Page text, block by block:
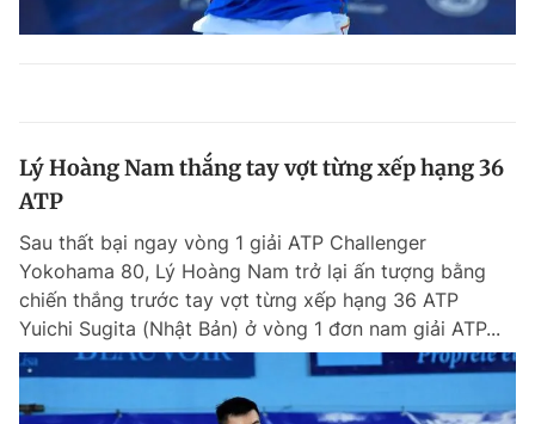
Lý Hoàng Nam thắng tay vợt từng xếp hạng 36
ATP
Sau thất bại ngay vòng 1 giải ATP Challenger
Yokohama 80, Lý Hoàng Nam trở lại ấn tượng bằng
chiến thắng trước tay vợt từng xếp hạng 36 ATP
Yuichi Sugita (Nhật Bản) ở vòng 1 đơn nam giải ATP...